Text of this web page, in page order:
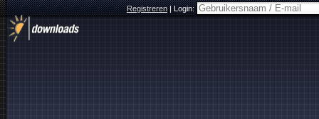
Registreren|Login: